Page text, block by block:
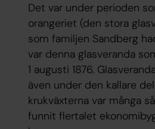
Det var under perioden
orangeriet (den stora
som familjen Sandberg
var denna glasveranda
1 augusti 1876.
även under den kallare
krukväxterna var många
funnit flertalet